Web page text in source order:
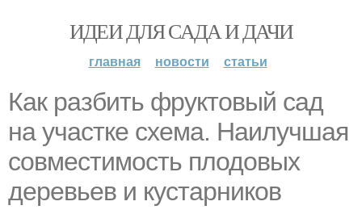
ИДЕИ ДЛЯ САДА И ДАЧИ
главная новости статьи
Как разбить фруктовый сад
на участке схема. Наилучшая
совместимость плодовых
деревьев и кустарников